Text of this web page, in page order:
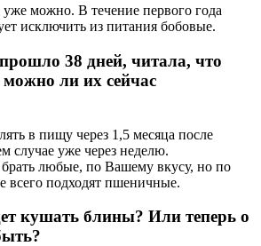
можно. В течение первого года
исключить из питания бобовые.
38 дней, читала, что
ли их сейчас
в пищу через 1,5 месяца после
случае уже через неделю.
любые, по Вашему вкусу, но по
всего подходят пшеничные.
кушать блины? Или теперь о